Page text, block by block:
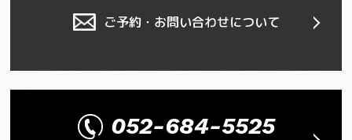
ご予約・お問い合わせについて
052-684-5525